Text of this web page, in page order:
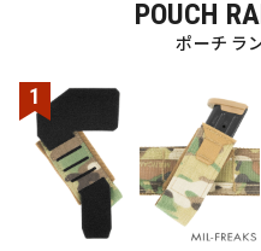
POUCH
ポーチ ラ